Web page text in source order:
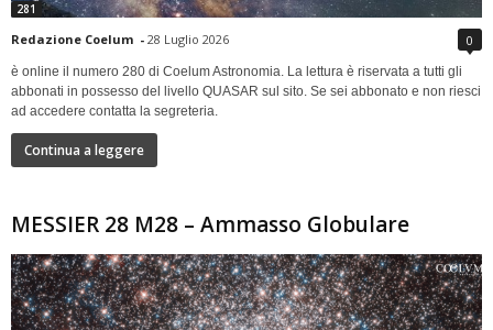
281
Redazione Coelum - 28 Luglio 2026 0
è online il numero 280 di Coelum Astronomia. La lettura è riservata a tutti gli
abbonati in possesso del livello QUASAR sul sito. Se sei abbonato e non riesci
ad accedere contatta la segreteria.
Continua a leggere
MESSIER 28 M28 – Ammasso Globulare